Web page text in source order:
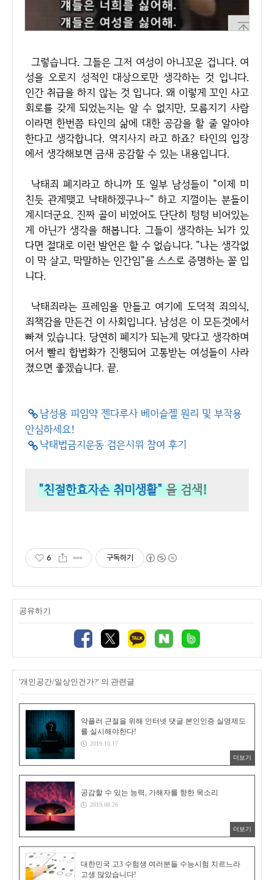
그렇습니다. 그들은 그저 여성이 아니꼬운 겁니다. 여
성을 오로지 성적인 대상으로만 생각하는 것 입니다.
인간 취급을 하지 않는 것 입니다. 왜 이렇게 꼬인 사고
회로를 갖게 되었는지는 알 수 없지만, 모름지기 사람
이라면 한번쯤 타인의 삶에 대한 공감을 할 줄 알아야
한다고 생각합니다. 역지사지 라고 하죠? 타인의 입장
에서 생각해보면 금새 공감할 수 있는 내용입니다.
낙태죄 폐지라고 하니까 또 일부 남성들이 "이제 미
친듯 관계맺고 낙태하겠구나~" 하고 지껄이는 분들이
계시더군요. 진짜 골이 비었어도 단단히 텅텅 비어있는
게 아닌가 생각을 해봅니다. 그들이 생각하는 뇌가 있
다면 절대로 이런 발언은 할 수 없습니다. "나는 생각없
이 막 살고, 막말하는 인간임"을 스스로 증명하는 꼴 입
니다.
낙태죄라는 프레임을 만들고 여기에 도덕적 죄의식,
죄책감을 만든건 이 사회입니다. 남성은 이 모든것에서
빠져 있습니다. 당연히 폐지가 되는게 맞다고 생각하며
어서 빨리 합법화가 진행되어 고통받는 여성들이 사라
졌으면 좋겠습니다. 끝.
남성용 피임약 젠다루사 베이슬젤 원리 및 부작용
안심하세요!
낙태법금지운동 검은시위 참여 후기
"친절한효자손 취미생활" 을 검색!
6 구독하기
공유하기
'개인공간/일상인건가?' 의 관련글
악플러 근절을 위해 인터넷 댓글 본인인증 실명제도
를 실시해야한다!
2019.10.17
더보기
공감할 수 있는 능력, 가해자를 향한 목소리
2019.08.26
더보기
대한민국 고3 수험생 여러분들 수능시험 치르느라
고생 많았습니다!